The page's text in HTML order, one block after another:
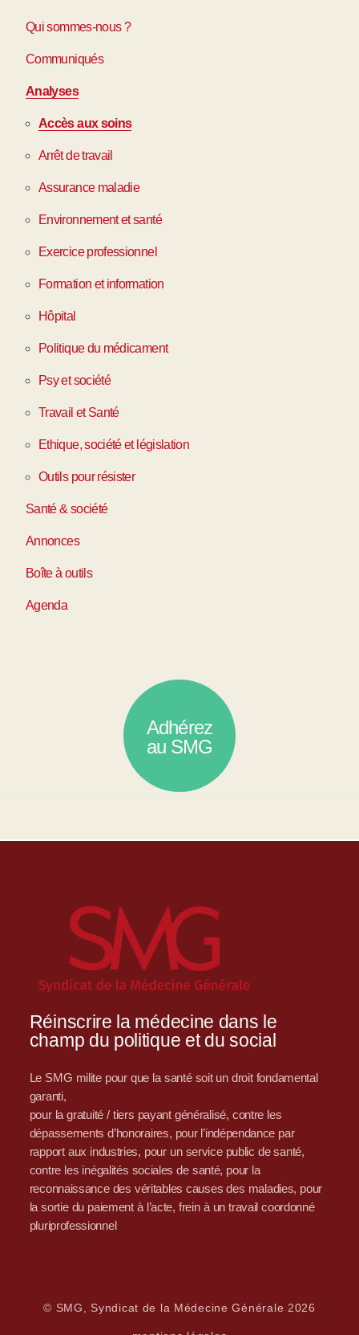
Qui sommes-nous ?
Communiqués
Analyses
Accès aux soins
Arrêt de travail
Assurance maladie
Environnement et santé
Exercice professionnel
Formation et information
Hôpital
Politique du médicament
Psy et société
Travail et Santé
Ethique, société et législation
Outils pour résister
Santé & société
Annonces
Boîte à outils
Agenda
Adhérez
au SMG
Réinscrire la médecine dans le
champ du politique et du social
Le SMG milite pour que la santé soit un droit fondamental
garanti,
pour la gratuité / tiers payant généralisé, contre les
dépassements d’honoraires, pour l’indépendance par
rapport aux industries, pour un service public de santé,
contre les inégalités sociales de santé, pour la
reconnaissance des véritables causes des maladies, pour
la sortie du paiement à l’acte, frein à un travail coordonné
pluriprofessionnel
© SMG, Syndicat de la Médecine Générale 2026